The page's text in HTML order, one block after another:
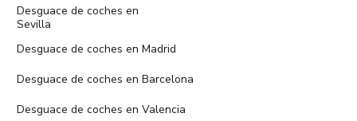
Desguace de coches en
Sevilla
Desguace de coches en Madrid
Desguace de coches en Barcelona
Desguace de coches en Valencia